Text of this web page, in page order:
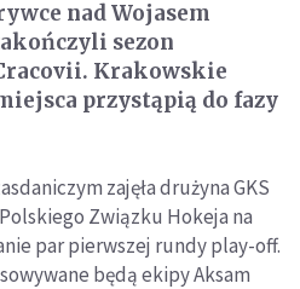
nad Wojasem
sezon
Krakowskie
przystąpią do fazy
zajęła drużyna GKS
Związku Hokeja na
par pierwszej rundy play-off.
będą ekipy Aksam